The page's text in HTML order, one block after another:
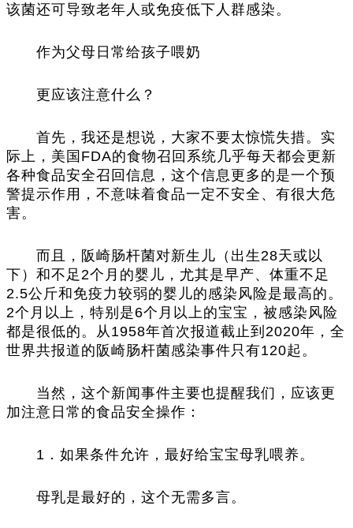
该菌还可导致老年人或免疫低下人群感染。
作为父母日常给孩子喂奶
更应该注意什么？
首先，我还是想说，大家不要太惊慌失措。实
际上，美国FDA的食物召回系统几乎每天都会更新
各种食品安全召回信息，这个信息更多的是一个预
警提示作用，不意味着食品一定不安全、有很大危
害。
而且，阪崎肠杆菌对新生儿（出生28天或以
下）和不足2个月的婴儿，尤其是早产、体重不足
2.5公斤和免疫力较弱的婴儿的感染风险是最高的。
2个月以上，特别是6个月以上的宝宝，被感染风险
都是很低的。从1958年首次报道截止到2020年，全
世界共报道的阪崎肠杆菌感染事件只有120起。
当然，这个新闻事件主要也提醒我们，应该更
加注意日常的食品安全操作：
1．如果条件允许，最好给宝宝母乳喂养。
母乳是最好的，这个无需多言。